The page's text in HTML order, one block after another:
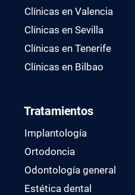
Clínicas en Valencia
Clínicas en Sevilla
Clínicas en Tenerife
Clínicas en Bilbao
Tratamientos
Implantología
Ortodoncia
Odontología general
Estética dental